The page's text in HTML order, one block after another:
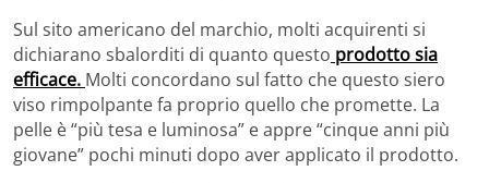
Sul sito americano del marchio, molti acquirenti si
dichiarano sbalorditi di quanto questo prodotto sia
efficace. Molti concordano sul fatto che questo siero
viso rimpolpante fa proprio quello che promette. La
pelle è “più tesa e luminosa” e appre “cinque anni più
giovane” pochi minuti dopo aver applicato il prodotto.